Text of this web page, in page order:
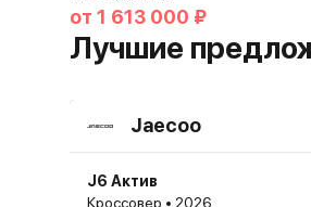
от 1 613 000 ₽
Лучшие
Jaecoo
J6 Актив
Кроссовер • 2026